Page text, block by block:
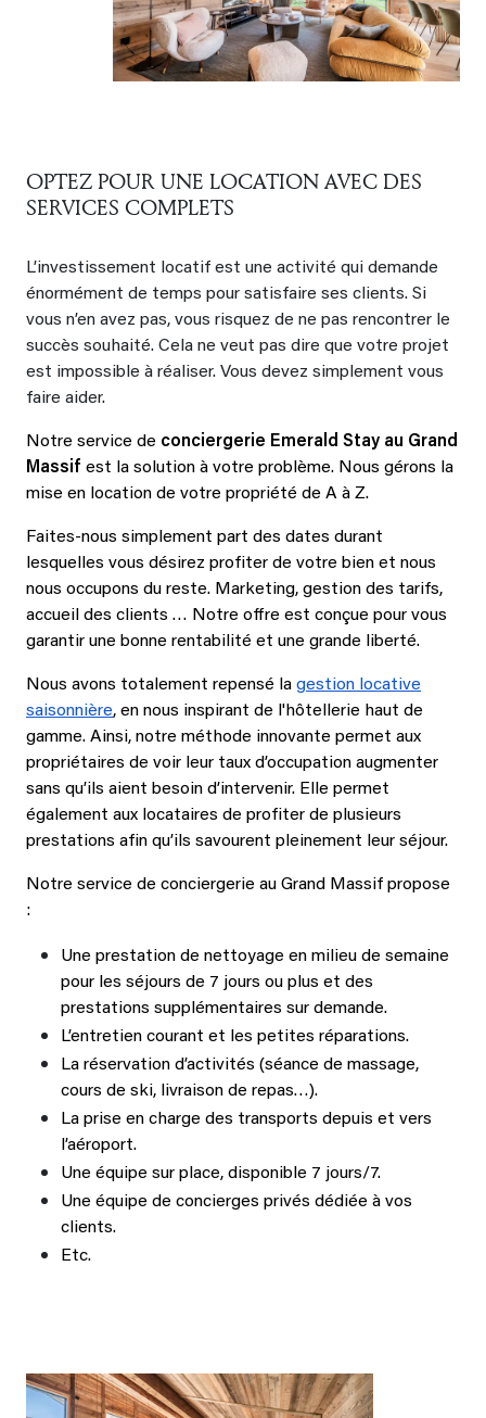
OPTEZ POUR UNE LOCATION AVEC DES
SERVICES COMPLETS
L’investissement locatif est une activité qui demande
énormément de temps pour satisfaire ses clients. Si
vous n’en avez pas, vous risquez de ne pas rencontrer le
succès souhaité. Cela ne veut pas dire que votre projet
est impossible à réaliser. Vous devez simplement vous
faire aider.
Notre service de conciergerie Emerald Stay au Grand
Massif est la solution à votre problème. Nous gérons la
mise en location de votre propriété de A à Z.
Faites-nous simplement part des dates durant
lesquelles vous désirez profiter de votre bien et nous
nous occupons du reste. Marketing, gestion des tarifs,
accueil des clients … Notre offre est conçue pour vous
garantir une bonne rentabilité et une grande liberté.
Nous avons totalement repensé la gestion locative
saisonnière, en nous inspirant de l'hôtellerie haut de
gamme. Ainsi, notre méthode innovante permet aux
propriétaires de voir leur taux d’occupation augmenter
sans qu’ils aient besoin d’intervenir. Elle permet
également aux locataires de profiter de plusieurs
prestations afin qu’ils savourent pleinement leur séjour.
Notre service de conciergerie au Grand Massif propose
:
Une prestation de nettoyage en milieu de semaine
pour les séjours de 7 jours ou plus et des
prestations supplémentaires sur demande.
L’entretien courant et les petites réparations.
La réservation d’activités (séance de massage,
cours de ski, livraison de repas…).
La prise en charge des transports depuis et vers
l’aéroport.
Une équipe sur place, disponible 7 jours/7.
Une équipe de concierges privés dédiée à vos
clients.
Etc.